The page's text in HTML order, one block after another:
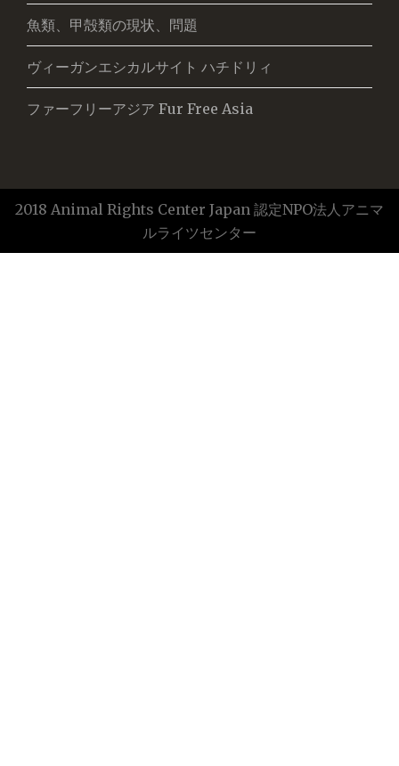
魚類、甲殻類の現状、問題
ヴィーガンエシカルサイト ハチドリィ
ファーフリーアジア Fur Free Asia
2018 Animal Rights Center Japan 認定NPO法人アニマ
ルライツセンター